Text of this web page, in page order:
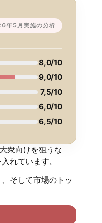
年5月実施の分析
8,0/10
9,0/10
7,5/10
6,0/10
6,5/10
衆向けを狙うな
れています。
そして市場のトッ